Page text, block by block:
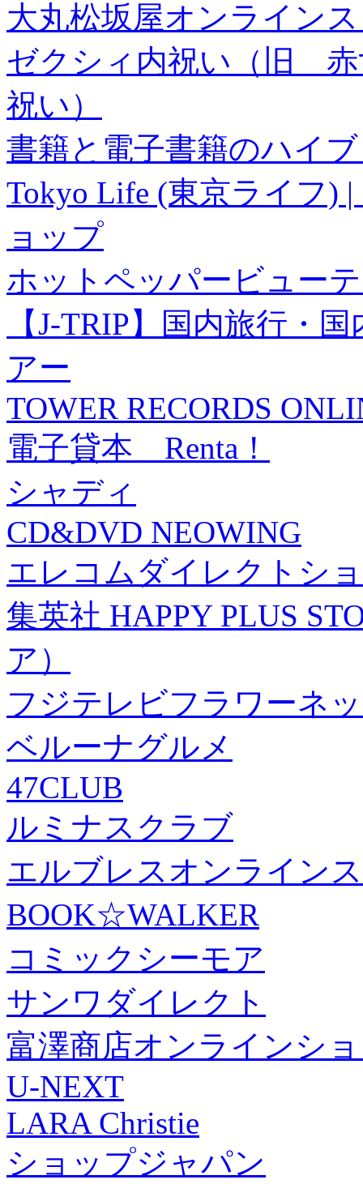
大丸松坂屋オンライン
ゼクシィ内祝い（旧 赤
祝い）
書籍と電子書籍のハイ
Tokyo Life (東京ライフ)
ョップ
ホットペッパービュー
【J-TRIP】国内旅行・
アー
TOWER RECORDS
電子貸本 Renta！
シャディ
CD&DVD NEOWING
エレコムダイレクトシ
集英社 HAPPY PLUS
ア）
フジテレビフラワーネ
ベルーナグルメ
47CLUB
ルミナスクラブ
エルブレスオンライン
BOOK☆WALKER
コミックシーモア
サンワダイレクト
富澤商店オンラインシ
U-NEXT
LARA Christie
ショップジャパン